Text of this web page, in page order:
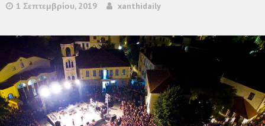
1 Σεπτεμβρίου, 2019 xanthidaily